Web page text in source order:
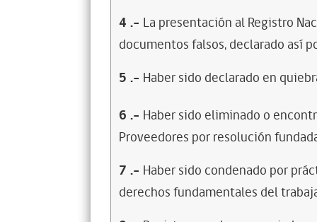
4 .- La presentación al Registro
documentos falsos, declarado así
5 .- Haber sido declarado en
6 .- Haber sido eliminado o
Proveedores por resolución
7 .- Haber sido condenado por
derechos fundamentales del